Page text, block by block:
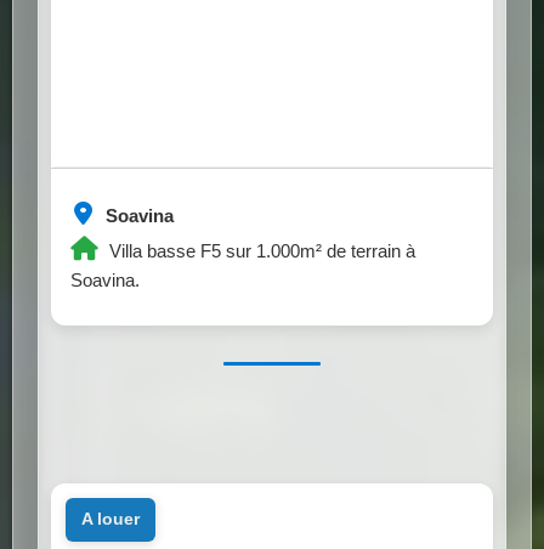
Soavina
Villa basse F5 sur 1.000m² de terrain à
Soavina.
a louer